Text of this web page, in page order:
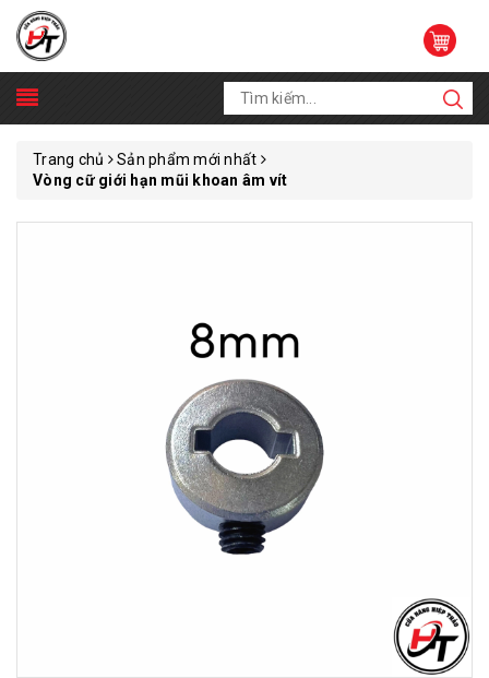
Trang chủ
Sản phẩm mới nhất
Vòng cữ giới hạn mũi khoan âm vít